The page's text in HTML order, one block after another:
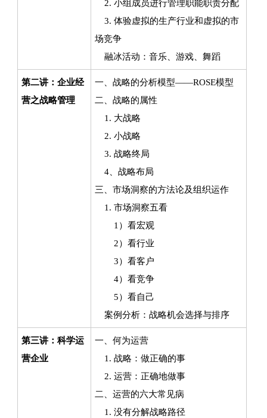
2. 小组成员进行管理职能职责分配
3. 体验虚拟的生产行业和虚拟的市
场竞争
融冰活动：音乐、游戏、舞蹈
第二讲：企业经
营之战略管理
一、战略的分析模型——ROSE模型
二、战略的属性
1. 大战略
2. 小战略
3. 战略终局
4、战略布局
三、市场洞察的方法论及组织运作
1. 市场洞察五看
1）看宏观
2）看行业
3）看客户
4）看竞争
5）看自己
案例分析：战略机会选择与排序
第三讲：科学运
营企业
一、何为运营
1. 战略：做正确的事
2. 运营：正确地做事
二、运营的六大常见病
1. 没有分解战略路径